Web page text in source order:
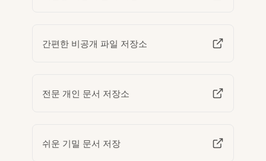
간편한 비공개 파일 저장소
전문 개인 문서 저장소
쉬운 기밀 문서 저장